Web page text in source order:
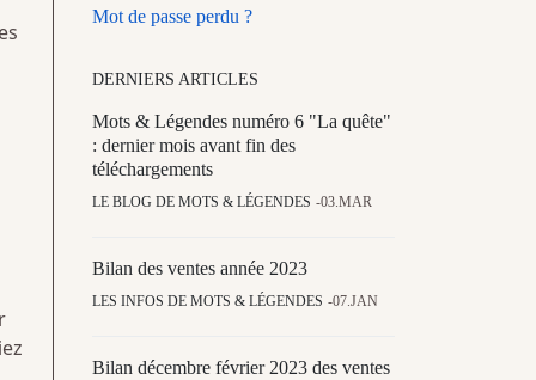
Mot de passe perdu ?
DERNIERS ARTICLES
Mots & Légendes numéro 6 "La quête"
: dernier mois avant fin des
téléchargements
LE BLOG DE MOTS & LÉGENDES 03.MAR
Bilan des ventes année 2023
LES INFOS DE MOTS & LÉGENDES 07.JAN
Bilan décembre février 2023 des ventes